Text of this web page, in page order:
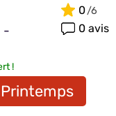
-
0
0 avis
!